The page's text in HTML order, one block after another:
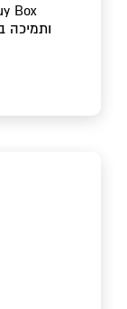
ותמיכה